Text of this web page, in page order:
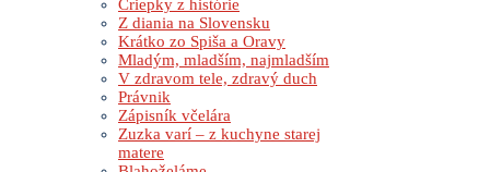
Čriepky z histórie
Z diania na Slovensku
Krátko zo Spiša a Oravy
Mladým, mladším, najmladším
V zdravom tele, zdravý duch
Právnik
Zápisník včelára
Zuzka varí – z kuchyne starej
matere